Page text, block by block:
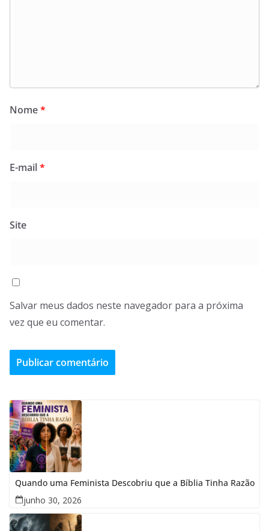
Nome*
E-mail*
Site
Salvar meus dados neste navegador para a próxima
vez que eu comentar.
Quando uma Feminista Descobriu que a Bíblia Tinha Razão
junho 30, 2026